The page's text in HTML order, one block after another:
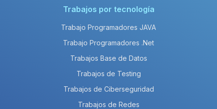
Trabajos por tecnología
Trabajo Programadores JAVA
Trabajo Programadores .Net
Trabajos Base de Datos
Trabajos de Testing
Trabajos de Ciberseguridad
Trabajos de Redes